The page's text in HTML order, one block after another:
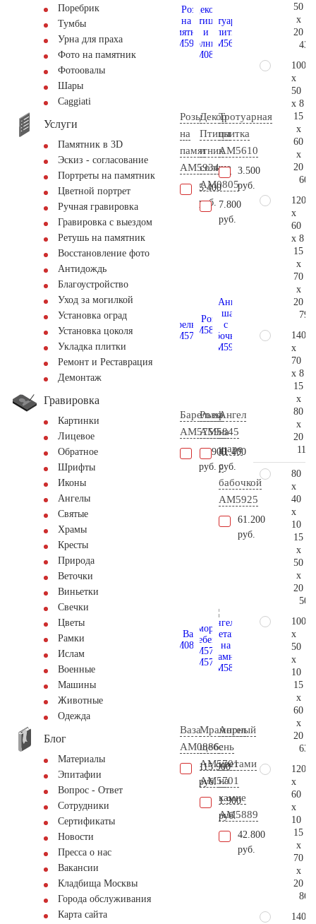
Поребрик
Тумбы
Урна для праха
Фото на памятник
Фотоовалы
Шары
Сaggiati
Услуги
Памятник в 3D
Эскиз - согласование
Портреты на памятник
Цветной портрет
Ручная гравировка
Гравировка с выездом
Ретушь на памятник
Восстановление фото
Антидождь
Благоустройство
Уход за могилкой
Установка оград
Установка цоколя
Укладка плитки
Ремонт и Реставрация
Демонтаж
Гравировка
Картинки
Лицевое
Обратное
Шрифты
Иконы
Ангелы
Святые
Храмы
Кресты
Природа
Веточки
Виньетки
Свечки
Цветы
Рамки
Ислам
Военные
Машины
Животные
Одежда
Блог
Материалы
Эпитафии
Вопрос - Ответ
Сотрудники
Сертификаты
Новости
Пресса о нас
Вакансии
Кладбища Москвы
Города обслуживания
Карта сайта
Розы
на
памятник
AM5934
5.400
руб.
Декор
Птицы
и
солнце
AM0805
7.800
руб.
Тротуарная
плитка
AM5610
3.500
руб.
Барельеф
AM5759
15.900
руб.
Розы
AM5845
41.400
руб.
Ангел
на
шаре
с
бабочкой
AM5925
61.200
руб.
Ваза
AM0886
115.900
руб.
Мраморный
щебень
АМ5701
AM5701
1.900
руб.
Ангел
с
цветами
на
камне
AM5889
42.800
руб.
50
x
20
100
x
50
x 8
15
x
60
x
20
120
x
60
x 8
15
x
70
x
20
140
x
70
x 8
15
x
80
x
20
80
x
40
x
10
15
x
50
x
20
100
x
50
x
10
15
x
60
x
20
120
x
60
x
10
15
x
70
x
20
140